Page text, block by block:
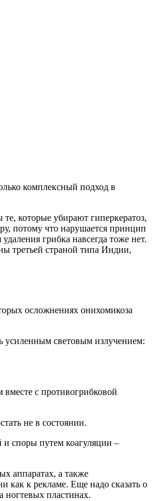
комплексный подход в
которые убирают гиперкератоз,
потому что нарушается принцип
грибка навсегда тоже нет.
третьей страной типа Индии,
осложнениях онихомикоза
усиленным световым излучением:
с противогрибковой
не в состоянии.
и споры путем коагуляции –
аппаратах, а также
как к рекламе. Еще надо сказать о
ногтевых пластинах.